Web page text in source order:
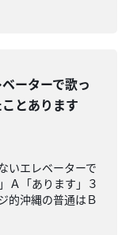
ベーターで歌っ
とあります
いエレベーターで
Ａ「あります」３
的沖縄の普通はＢ